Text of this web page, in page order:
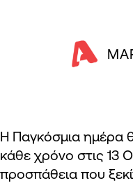
Η Παγκόσμια ημέρα
κάθε χρόνο στις 13
προσπάθεια που